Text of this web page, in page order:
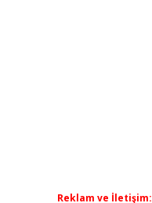
Reklam ve İletişim: